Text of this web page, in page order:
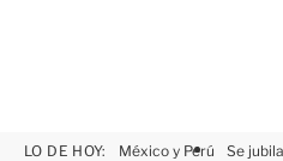
LO DE HOY: México y Perú Se